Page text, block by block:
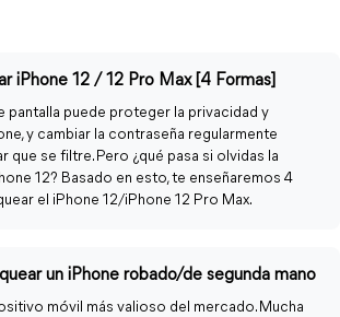
iPhone 12 / 12 Pro Max [4 Formas]
pantalla puede proteger la privacidad y
y cambiar la contraseña regularmente
que se filtre. Pero ¿qué pasa si olvidas la
12? Basado en esto, te enseñaremos 4
el iPhone 12/iPhone 12 Pro Max.
un iPhone robado/de segunda mano
móvil más valioso del mercado. Mucha